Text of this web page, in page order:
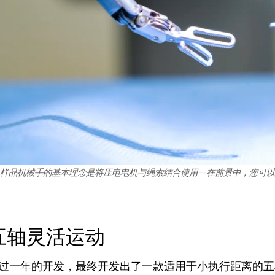
样品机械手的基本理念是将压电电机与绳索结合使用--在前景中，您可
轴灵活运动
一年的开发，最终开发出了一款适用于小执行距离的